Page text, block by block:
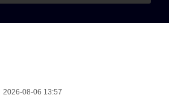
2026-08-06 13:57